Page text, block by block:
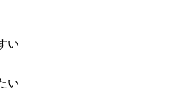
い
い